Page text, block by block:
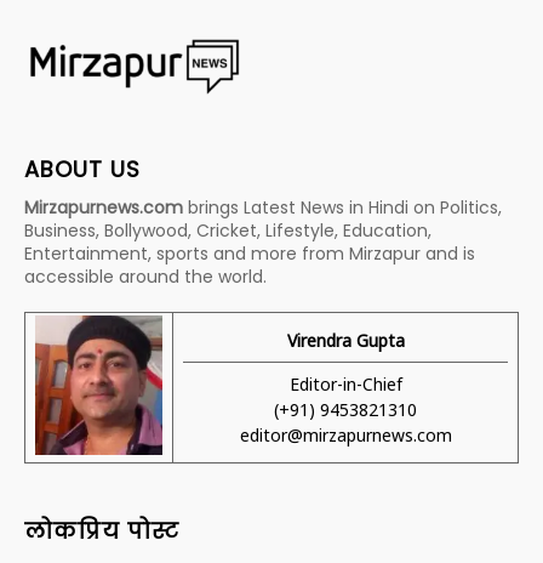
ABOUT US
Mirzapurnews.com brings Latest News in Hindi on Politics,
Business, Bollywood, Cricket, Lifestyle, Education,
Entertainment, sports and more from Mirzapur and is
accessible around the world.
Virendra Gupta
Editor-in-Chief
(+91) 9453821310
editor@mirzapurnews.com
लोकप्रिय पोस्ट